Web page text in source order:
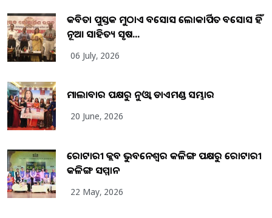
କବିତା ପୁସ୍ତକ ମୁଠାଏ ଅବସୋସ ଲୋକାର୍ପିତ ଅବସୋସ ହିଁ
ନୂଆ ସାହିତ୍ୟ ସୃଷ...
06 July, 2026
ମାଲାବାର ପକ୍ଷରୁ ନୁଓ୍ବା ଡାଏମଣ୍ଡ ସମ୍ଭାର
20 June, 2026
ରୋଟାରୀ କ୍ଲବ ଭୁବନେଶ୍ୱର କଳିଙ୍ଗ ପକ୍ଷରୁ ରୋଟାରୀ
କଳିଙ୍ଗ ସମ୍ମାନ
22 May, 2026